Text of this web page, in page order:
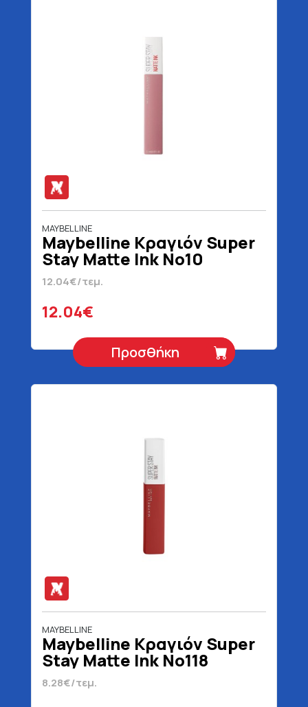
MAYBELLINE
Maybelline Κραγιόν Super
Stay Matte Ink No10
Dreamer Blister 5 ml
12.04€/τεμ.
12.04€
Προσθήκη
MAYBELLINE
Maybelline Κραγιόν Super
Stay Matte Ink No118
Dancer Blister 5 ml
8.28€/τεμ.